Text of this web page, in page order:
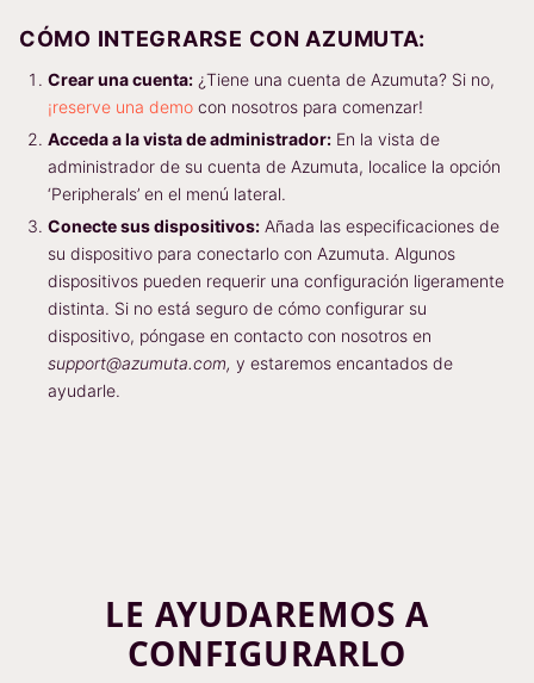
CÓMO INTEGRARSE CON AZUMUTA:
Crear una cuenta: ¿Tiene una cuenta de Azumuta? Si no,
¡reserve una demo con nosotros para comenzar!
Acceda a la vista de administrador: En la vista de
administrador de su cuenta de Azumuta, localice la opción
‘Peripherals’ en el menú lateral.
Conecte sus dispositivos: Añada las especificaciones de
su dispositivo para conectarlo con Azumuta. Algunos
dispositivos pueden requerir una configuración ligeramente
distinta. Si no está seguro de cómo configurar su
dispositivo, póngase en contacto con nosotros en
support@azumuta.com, y estaremos encantados de
ayudarle.
LE AYUDAREMOS A
CONFIGURARLO